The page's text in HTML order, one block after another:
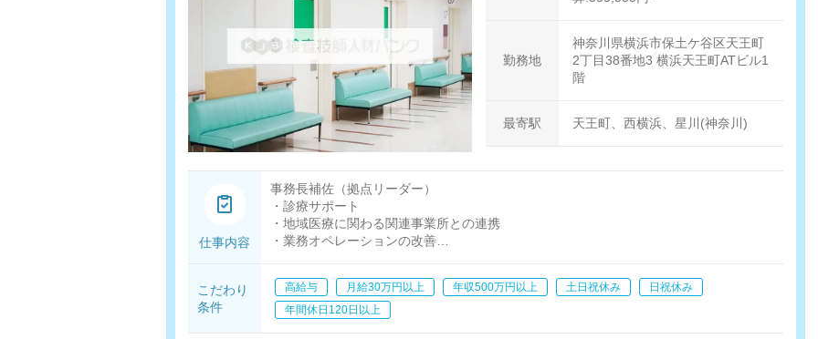
勤務地
神奈川県横浜市保土ケ谷区天王町
2丁目38番地3 横浜天王町ATビル1
階
最寄駅 天王町、西横浜、星川(神奈川)
仕事内容
事務長補佐（拠点リーダー）
・診療サポート
・地域医療に関わる関連事業所との連携
・業務オペレーションの改善
・集患営業(新規訪問診療患者様の獲得、新規訪問診療先)
・拠点マネジメント
こだわり
条件
高給与 月給30万円以上 年収500万円以上 土日祝休み
日祝休み
年間休日120日以上